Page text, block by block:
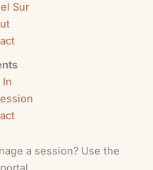
Sur
In
a session? Use the